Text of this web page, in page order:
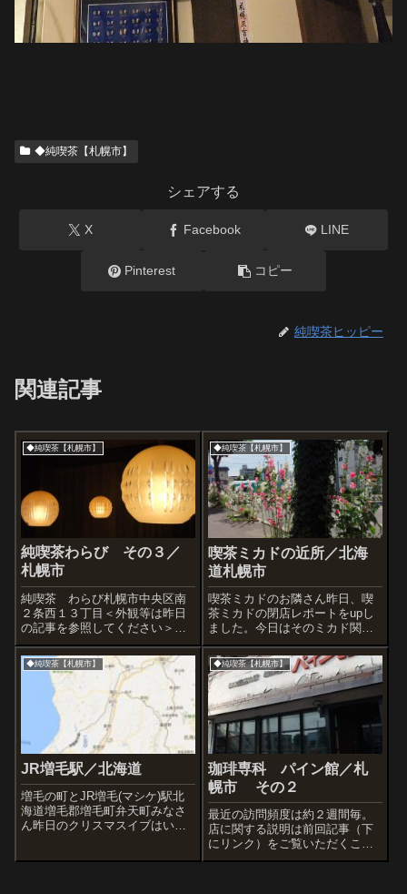
◆純喫茶【札幌市】
シェアする
X Facebook LINE
Pinterest コピー
純喫茶ヒッピー
関連記事
◆純喫茶【札幌市】
純喫茶わらび その３／
札幌市
純喫茶 わらび札幌市中央区南
２条西１３丁目＜外観等は昨日
の記事を参照してください＞昨
年、この喫茶を知人に思い出さ
せてもらい久々に訪ねたが、そ
れ以来はっきり言って札幌最高
のコアな純喫茶と感じながら通
っている。狸小路商店街の名曲
喫茶「ウィーン」...
◆純喫茶【札幌市】
喫茶ミカドの近所／北海
道札幌市
喫茶ミカドのお隣さん昨日、喫
茶ミカドの閉店レポートをupし
ました。今日はそのミカド関
連、ご近所の様子です。コケコ
ッコーの花がとても綺麗な道。
ぼくはバスを降りて東８丁目通
(北光線)に向かって歩いていると
ころです。ぼくがここに住んで
いた頃からあ...
◆純喫茶【札幌市】
JR増毛駅／北海道
増毛の町とJR増毛(マシケ)駅北
海道増毛郡増毛町弁天町みなさ
ん昨日のクリスマスイブはいか
◆純喫茶【札幌市】
珈琲専科 パイン館／札
幌市 その２
最近の訪問頻度は約２週間毎。
店に関する説明は前回記事（下
にリンク）をご覧いただくこと
として、今回はお客さんがほか